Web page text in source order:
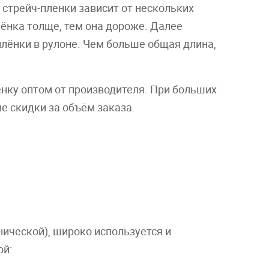
пленки зависит от нескольких
толще, тем она дороже. Далее
в рулоне. Чем больше общая длина,
оптом от производителя. При больших
скидки за объём заказа.
широко используется и